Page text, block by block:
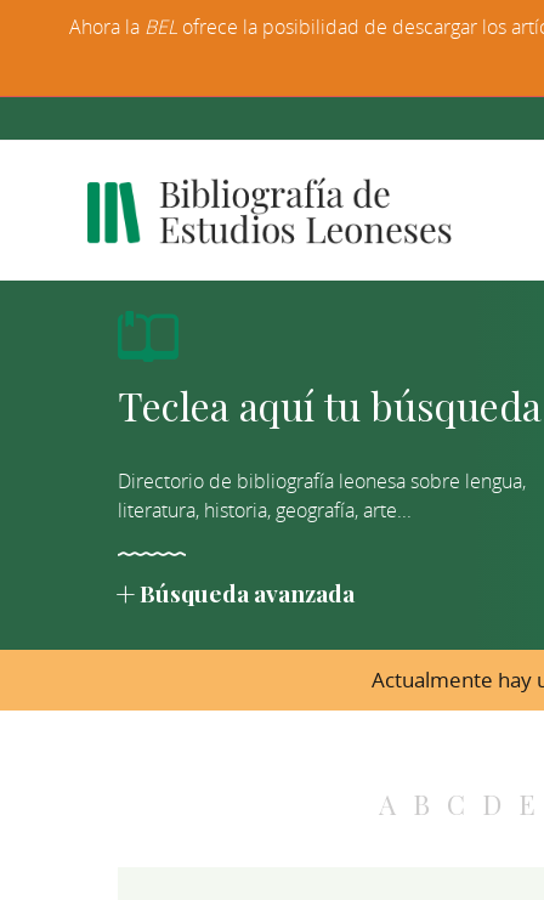
Directorio de bibliografía leonesa sobre lengua,
literatura, historia, geografía, arte...
Búsqueda avanzada
Actualmente hay
A B C D E
Ahora la BEL ofrece la posibilidad de descargar los